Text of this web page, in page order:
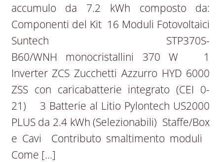
accumulo da 7.2 kWh composto da:
Componenti del Kit 16 Moduli Fotovoltaici
Suntech STP370S-
B60/WNH monocristallini 370 W 1
Inverter ZCS Zucchetti Azzurro HYD 6000
ZSS con caricabatterie integrato (CEI 0-
21) 3 Batterie al Litio Pylontech US2000
PLUS da 2.4 kWh (Selezionabili) Staffe/Box
e Cavi Contributo smaltimento moduli
Come […]